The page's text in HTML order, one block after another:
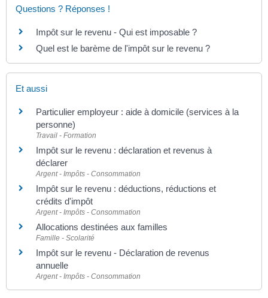
Questions ? Réponses !
Impôt sur le revenu - Qui est imposable ?
Quel est le barème de l'impôt sur le revenu ?
Et aussi
Particulier employeur : aide à domicile (services à la
personne)
Travail - Formation
Impôt sur le revenu : déclaration et revenus à
déclarer
Argent - Impôts - Consommation
Impôt sur le revenu : déductions, réductions et
crédits d'impôt
Argent - Impôts - Consommation
Allocations destinées aux familles
Famille - Scolarité
Impôt sur le revenu - Déclaration de revenus
annuelle
Argent - Impôts - Consommation